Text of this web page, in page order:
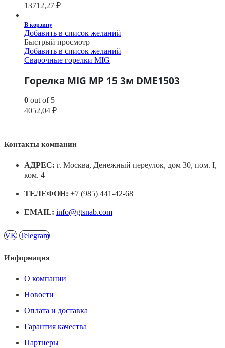
13712,27 ₽
В корзину
Добавить в список желаний
Быстрый просмотр
Добавить в список желаний
Сварочные горелки MIG
Горелка MIG MP 15 3м DME1503
0 out of 5
4052,04 ₽
Контакты компании
АДРЕС: г. Москва, Денежный переулок, дом 30, пом. I,
ком. 4
ТЕЛЕФОН: +7 (985) 441-42-68
EMAIL: info@gtsnab.com
VK Telegram
Информация
О компании
Новости
Оплата и доставка
Гарантия качества
Партнеры